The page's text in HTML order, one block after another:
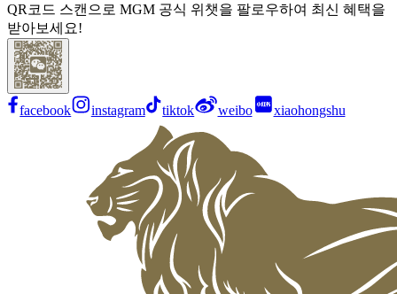
QR코드 스캔으로 MGM 공식 위챗을 팔로우하여 최신 혜택을
받아보세요!
facebook instagram tiktok weibo xiaohongshu